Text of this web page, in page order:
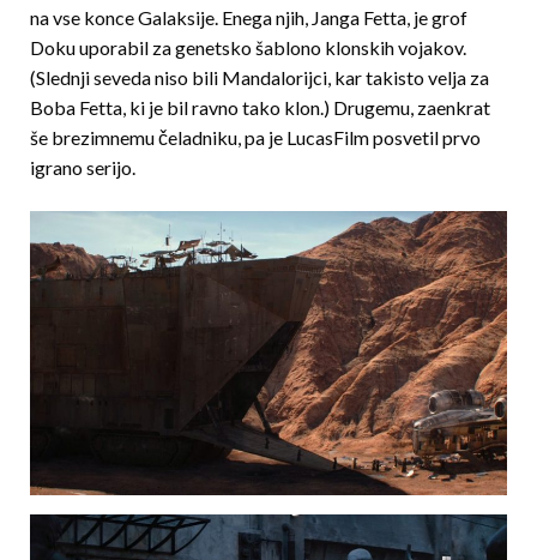
na vse konce Galaksije. Enega njih, Janga Fetta, je grof
Doku uporabil za genetsko šablono klonskih vojakov.
(Slednji seveda niso bili Mandalorijci, kar takisto velja za
Boba Fetta, ki je bil ravno tako klon.) Drugemu, zaenkrat
še brezimnemu čeladniku, pa je LucasFilm posvetil prvo
igrano serijo.